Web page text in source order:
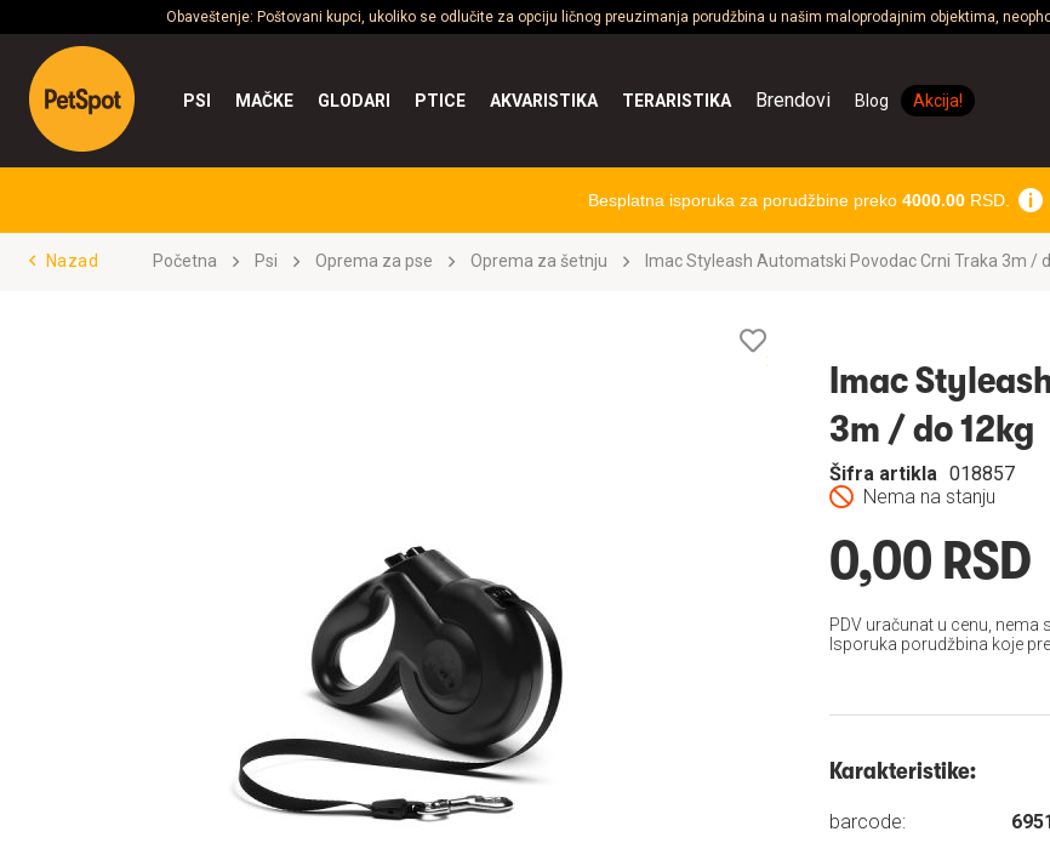
Obaveštenje: Poštovani kupci, ukoliko se odlučite za opciju ličnog preuzimanja porudžbina u našim maloprodajnim objektima,
PSI MAČKE GLODARI PTICE AKVARISTIKA TERARISTIKA Brendovi Blog Akcija!
Besplatna isporuka za porudžbine preko 4000.00RSD.
Nazad Početna Psi Oprema za pse Oprema za šetnju Imac Styleash Automatski Povodac Crni Traka 3m /
želja
Imac
3m / do 12kg
Nema na stanju
Šifra artikla 018857
0,00 RSD
PDV uračunat u cenu, nema
Isporuka porudžbina koje
Karakteristike:
barcode: